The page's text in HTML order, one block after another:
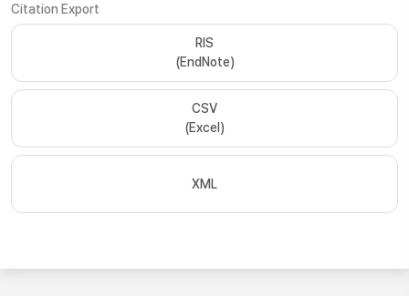
Citation Export
RIS
(EndNote)
CSV
(Excel)
XML